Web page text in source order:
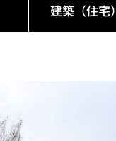
建築（住宅）